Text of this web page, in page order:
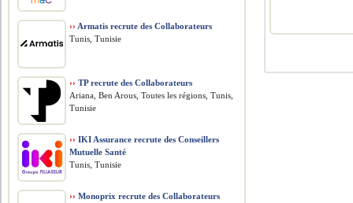
›› Armatis recrute des Collaborateurs
Tunis, Tunisie
›› TP recrute des Collaborateurs
Ariana, Ben Arous, Toutes les régions, Tunis,
Tunisie
›› IKI Assurance recrute des Conseillers
Mutuelle Santé
Tunis, Tunisie
›› Monoprix recrute des Collaborateurs